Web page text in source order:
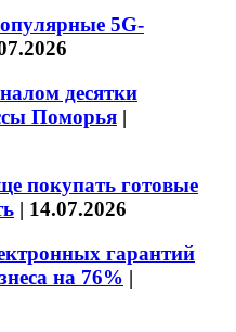
5G-
десятки
Поморья |
покупать готовые
| 14.07.2026
гарантий
на 76% |